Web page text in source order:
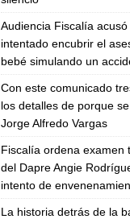
Audiencia Fiscalía
intentado encubrir el
bebé simulando un
Con este comunicado
los detalles de porque
Jorge Alfredo Vargas
Fiscalía ordena examen
del Dapre Angie
intento de
La historia detrás de la